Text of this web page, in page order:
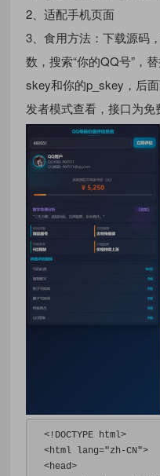
2、适配手机页面
3、食用方法：下载源码
数，搜索“你的QQ号”，
skey和你的p_skey，后
发者模式查看，接口为免
<!DOCTYPE html>
<html
lang="zh-CN">
<head>